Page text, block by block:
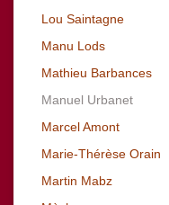
Lou Saintagne
Manu Lods
Mathieu Barbances
Manuel Urbanet
Marcel Amont
Marie-Thérèse Orain
Martin Mabz